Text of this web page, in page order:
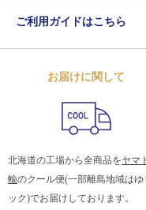
ご利用ガイドはこちら
お届けに関して
北海道の工場から全商品をヤマ
輸のクール便(一部離島地域はゆ
ック)でお届けしております。